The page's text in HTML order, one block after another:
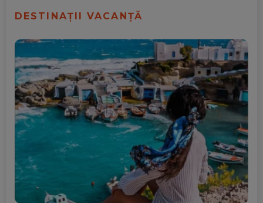
DESTINAȚII VACANȚĂ